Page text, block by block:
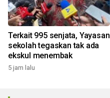
Terkait 995 senjata, Yayasan
sekolah tegaskan tak ada
ekskul menembak
5 jam lalu